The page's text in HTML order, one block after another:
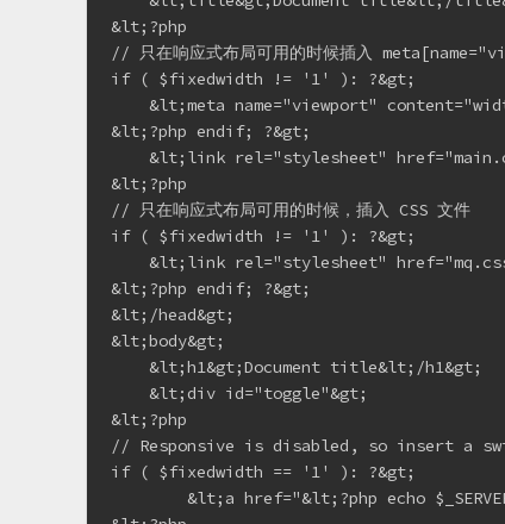
&lt;?php
// 只在响应式布局可用的时候插入
if ( $fixedwidth != '1' ): ?&gt;
&lt;meta name="viewport"
&lt;?php endif; ?&gt;
&lt;link rel="stylesheet"
&lt;?php
// 只在响应式布局可用的时候，插入 CSS 文件
if ( $fixedwidth != '1' ): ?&gt;
&lt;link rel="stylesheet"
&lt;?php endif; ?&gt;
&lt;/head&gt;
&lt;body&gt;
    &lt;h1&gt;Document title&lt;/h1&gt;
    &lt;div id="toggle"&gt;
&lt;?php
// Responsive is disabled, so insert a
if ( $fixedwidth == '1' ): ?&gt;
&lt;a href="&lt;?php echo